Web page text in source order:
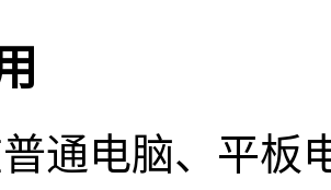
通电脑、平板